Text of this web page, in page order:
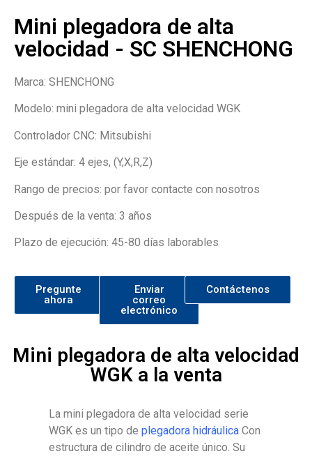
Mini plegadora de alta
velocidad - SC SHENCHONG
Marca: SHENCHONG
Modelo: mini plegadora de alta velocidad WGK
Controlador CNC: Mitsubishi
Eje estándar: 4 ejes, (Y,X,R,Z)
Rango de precios: por favor contacte con nosotros
Después de la venta: 3 años
Plazo de ejecución: 45-80 días laborables
Pregunte
ahora
Enviar
correo
electrónico
Contáctenos
Mini plegadora de alta velocidad
WGK a la venta
La mini plegadora de alta velocidad serie
WGK es un tipo de plegadora hidráulica Con
estructura de cilindro de aceite único. Su